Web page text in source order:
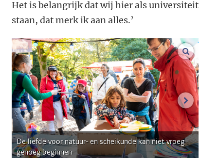
Het is belangrijk dat wij hier als universiteit
staan, dat merk ik aan alles.’
De liefde voor natuur- en scheikunde kan niet vroeg
genoeg beginnen